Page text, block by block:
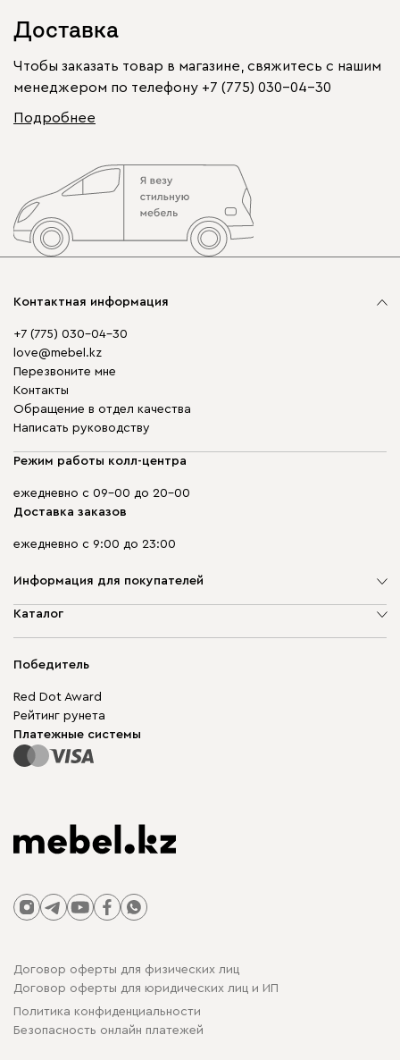
Доставка
Чтобы заказать товар в магазине, свяжитесь с нашим
менеджером по телефону +7 (775) 030-04-30
Подробнее
Контактная информация
+7 (775) 030-04-30
love@mebel.kz
Перезвоните мне
Контакты
Обращение в отдел качества
Написать руководству
Режим работы колл-центра
ежедневно с 09-00 до 20-00
Доставка заказов
ежедневно с 9:00 до 23:00
Информация для покупателей
О компании
Гарантия
Для бизнеса
Карта сайта
Каталог
Корпусная мебель
Модульная мебель
Столы и стулья
Победитель
Red Dot Award
Рейтинг рунета
Платежные системы
Договор оферты для физических лиц
Договор оферты для юридических лиц и ИП
Политика конфиденциальности
Безопасность онлайн платежей